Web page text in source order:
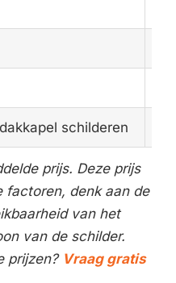
schilderen
prijs. Deze prijs
factoren, denk aan de
van het
van de schilder.
prijzen? Vraag gratis